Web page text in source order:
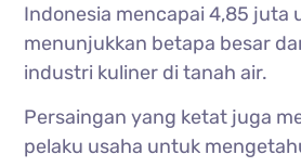
Indonesia mencapai 4,85 juta
menunjukkan betapa besar
industri kuliner di tanah air.
Persaingan yang ketat juga
pelaku usaha untuk